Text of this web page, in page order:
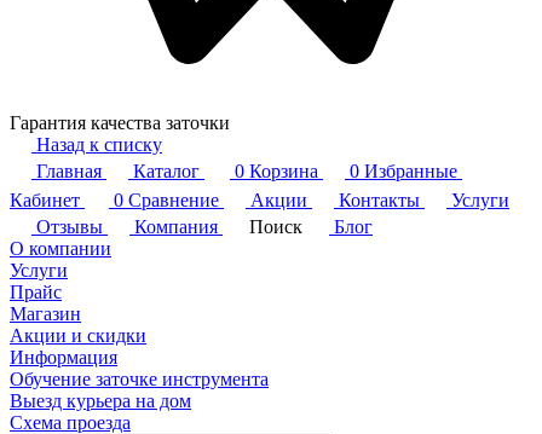
Гарантия качества заточки
Назад к списку
Главная
Каталог 0 Корзина 0 Избранные
Кабинет
0 Сравнение Акции Контакты
Услуги
Отзывы
Компания Поиск
Блог
О компании
Услуги
Прайс
Магазин
Акции и скидки
Информация
Обучение заточке инструмента
Выезд курьера на дом
Схема проезда